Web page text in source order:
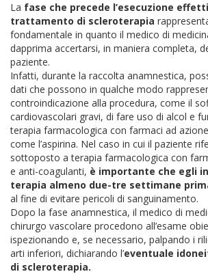
La fase che precede l’esecuzione
trattamento di scleroterapia
fondamentale in quanto il medico di
dapprima accertarsi, in maniera completa,
paziente.
Infatti, durante la raccolta anamnestica,
dati che possono in qualche modo
controindicazione alla procedura, come il
cardiovascolari gravi, di fare uso di alcol e
terapia farmacologica con farmaci ad
come l’aspirina. Nel caso in cui il paziente
sottoposto a terapia farmacologica con
e anti-coagulanti, è importante che egli
terapia almeno due-tre settimane
al fine di evitare pericoli di sanguinamento.
Dopo la fase anamnestica, il medico di
chirurgo vascolare procedono all’esame
ispezionando e, se necessario, palpando i
arti inferiori, dichiarando l’eventuale
di scleroterapia.